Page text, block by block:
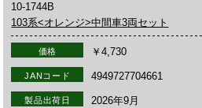
10-1744B
103系<オレンジ>中間車3両セット
価格 ￥4,730
JANコード 4949727704661
製品出荷日 2026年9月